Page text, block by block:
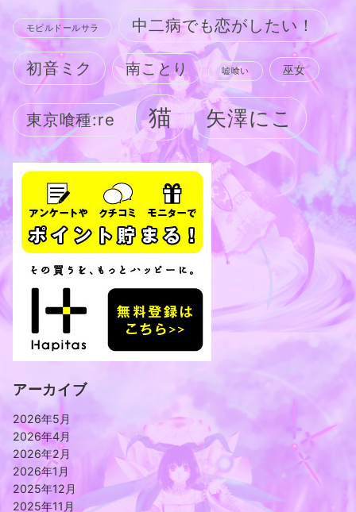
モビルドールサラ 中二病でも恋がしたい！
初音ミク 南ことり 嘘喰い 巫女
東京喰種:re 猫 矢澤にこ
アーカイブ
2026年5月
2026年4月
2026年2月
2026年1月
2025年12月
2025年11月